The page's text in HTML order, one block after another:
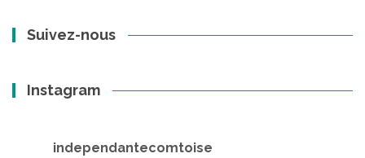
Suivez-nous
Instagram
independantecomtoise